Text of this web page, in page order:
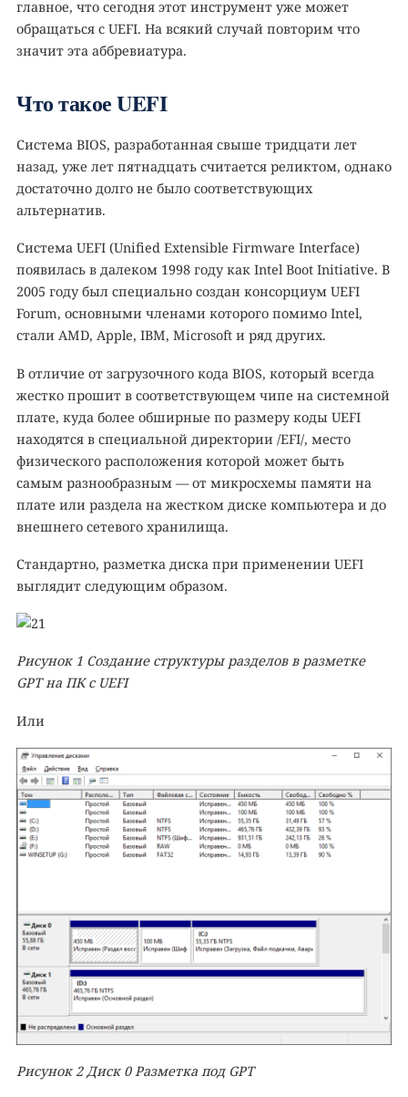
главное, что сегодня этот инструмент уже может
обращаться с UEFI. На всякий случай повторим что
значит эта аббревиатура.
Что такое UEFI
Система BIOS, разработанная свыше тридцати лет
назад, уже лет пятнадцать считается реликтом, однако
достаточно долго не было соответствующих
альтернатив.
Система UEFI (Unified Extensible Firmware Interface)
появилась в далеком 1998 году как Intel Boot Initiative. В
2005 году был специально создан консорциум UEFI
Forum, основными членами которого помимо Intel,
стали AMD, Apple, IBM, Microsoft и ряд других.
В отличие от загрузочного кода BIOS, который всегда
жестко прошит в соответствующем чипе на системной
плате, куда более обширные по размеру коды UEFI
находятся в специальной директории /EFI/, место
физического расположения которой может быть
самым разнообразным — от микросхемы памяти на
плате или раздела на жестком диске компьютера и до
внешнего сетевого хранилища.
Стандартно, разметка диска при применении UEFI
выглядит следующим образом.
Рисунок 1 Создание структуры разделов в разметке
GPT на ПК с UEFI
Или
Рисунок 2Диск 0 Разметка под GPT